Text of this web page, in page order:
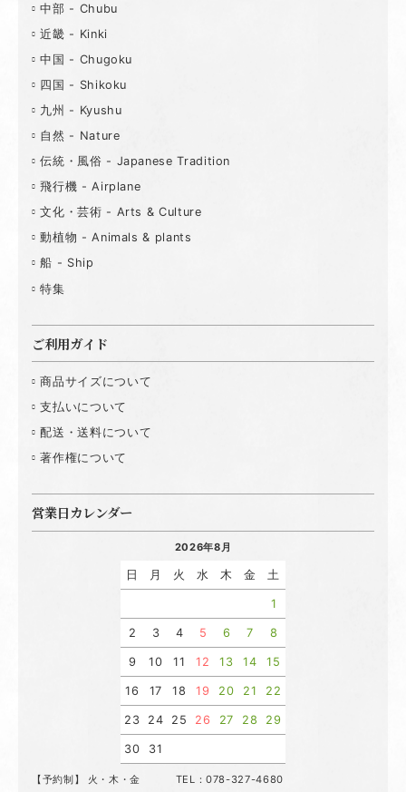
中部 - Chubu
近畿 - Kinki
中国 - Chugoku
四国 - Shikoku
九州 - Kyushu
自然 - Nature
伝統・風俗 - Japanese Tradition
飛行機 - Airplane
文化・芸術 - Arts & Culture
動植物 - Animals & plants
船 - Ship
特集
ご利用ガイド
商品サイズについて
支払いについて
配送・送料について
著作権について
営業日カレンダー
2026年8月
日 月 火 水 木 金 土
1
2 3 4 5 6 7 8
9 10 11 12 13 14 15
16 17 18 19 20 21 22
23 24 25 26 27 28 29
30 31
【予約制】 火・木・金 TEL：078-327-4680